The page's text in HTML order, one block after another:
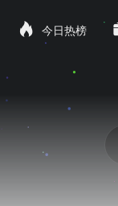
今日热榜